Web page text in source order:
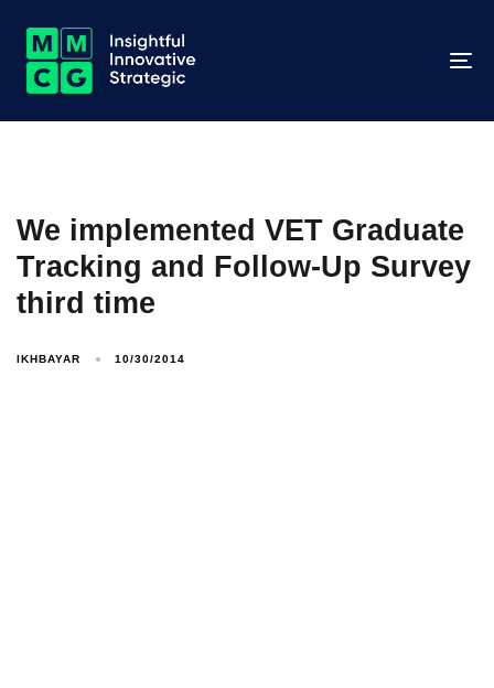
We implemented VET Graduate
Tracking and Follow-Up Survey
third time
IKHBAYAR 10/30/2014